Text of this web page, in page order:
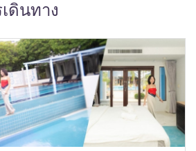
ดินทาง